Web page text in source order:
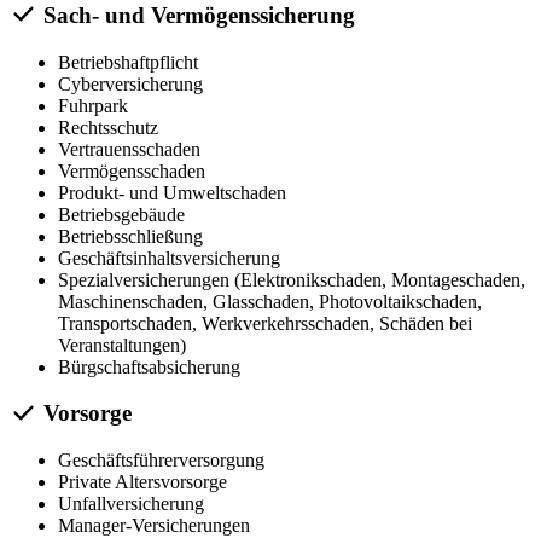
Sach- und Vermögenssicherung
Betriebshaftpflicht
Cyberversicherung
Fuhrpark
Rechtsschutz
Vertrauensschaden
Vermögensschaden
Produkt- und Umweltschaden
Betriebsgebäude
Betriebsschließung
Geschäftsinhaltsversicherung
Spezialversicherungen (Elektronikschaden, Montageschaden,
Maschinenschaden, Glasschaden, Photovoltaikschaden,
Transportschaden, Werkverkehrsschaden, Schäden bei
Veranstaltungen)
Bürgschaftsabsicherung
Vorsorge
Geschäftsführerversorgung
Private Altersvorsorge
Unfallversicherung
Manager-Versicherungen